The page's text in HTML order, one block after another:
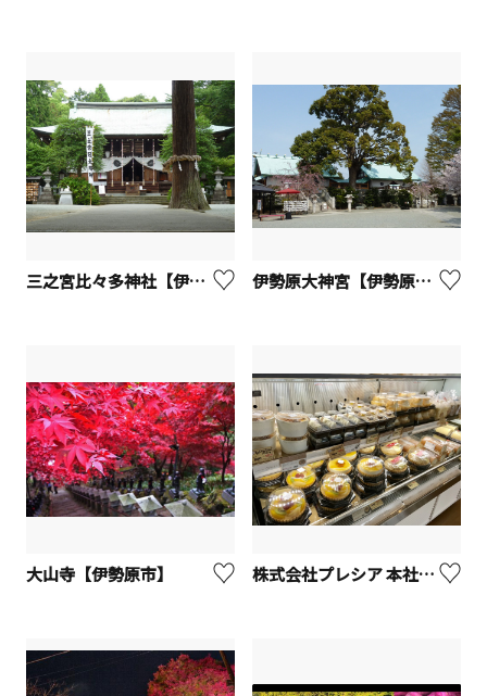
三之宮比々多神社【伊勢原市】 伊勢原大神宮【伊勢原市】
大山寺【伊勢原市】 株式会社プレシア 本社工場【厚木市】